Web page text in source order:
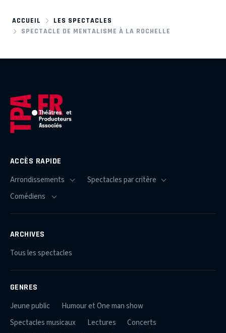
ACCUEIL
LES SPECTACLES
SPECTACLE DE MENTALISME À LA ROCHELLE
ACCÈS RAPIDE
ARCHIVES
Tous les spectacles
GENRES
Jeune public
Humour et One man show
Spectacles musicaux
Lectures
Concerts